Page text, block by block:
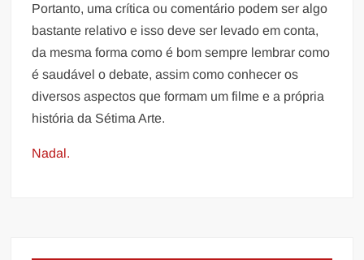
Portanto, uma crítica ou comentário podem ser algo
bastante relativo e isso deve ser levado em conta,
da mesma forma como é bom sempre lembrar como
é saudável o debate, assim como conhecer os
diversos aspectos que formam um filme e a própria
história da Sétima Arte.
Nadal.